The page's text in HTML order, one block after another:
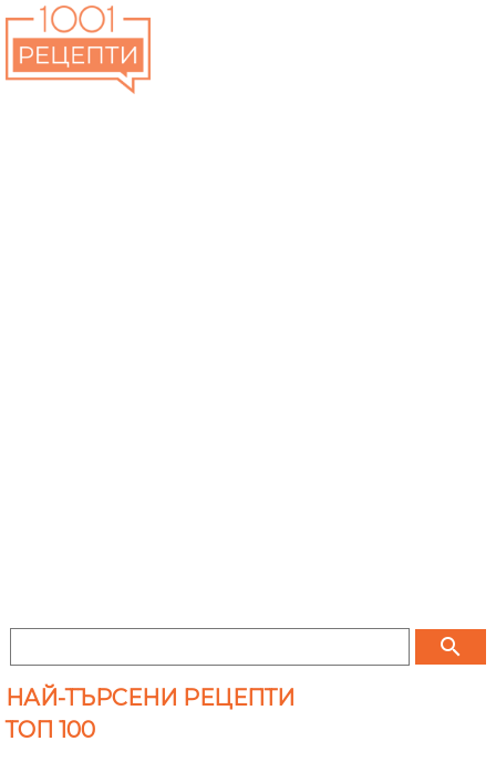
search
НАЙ-ТЪРСЕНИ РЕЦЕПТИ
ТОП 100